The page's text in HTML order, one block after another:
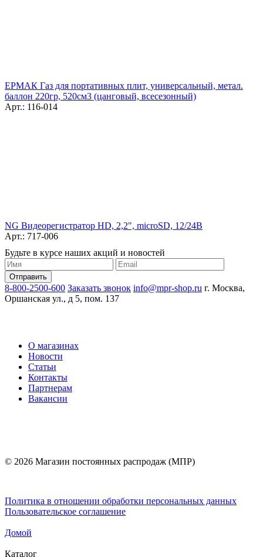
ЕРМАК Газ для портативных плит, универсальный, метал.
баллон 220гр, 520см3 (цанговый, всесезонный)
Арт.: 116-014
NG Видеорегистратор HD, 2,2", microSD, 12/24В
Арт.: 717-006
Будьте в курсе наших акций и новостей
8-800-2500-600 Заказать звонок info@mpr-shop.ru г. Москва,
Оршанская ул., д 5, пом. 137
О магазинах
Новости
Статьи
Контакты
Партнерам
Вакансии
© 2026 Магазин постоянных распродаж (МПР)
Политика в отношении обработки персональных данных
Пользовательское соглашение
Домой
Каталог